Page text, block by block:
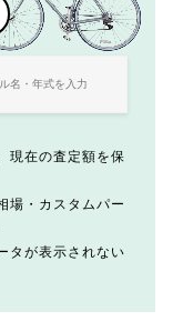
現在の査定額を保
場・カスタムパー
タが表示されない